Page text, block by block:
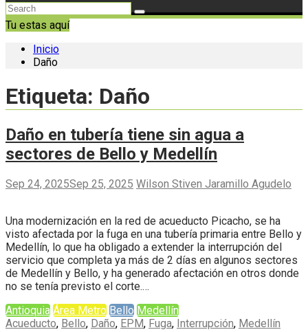
Tu estas aquí
Inicio
Daño
Etiqueta: Daño
Daño en tubería tiene sin agua a
sectores de Bello y Medellín
Sep 24, 2025Sep 25, 2025 Wilson Stiven Jaramillo Agudelo
Una modernización en la red de acueducto Picacho, se ha
visto afectada por la fuga en una tubería primaria entre Bello y
Medellín, lo que ha obligado a extender la interrupción del
servicio que completa ya más de 2 días en algunos sectores
de Medellín y Bello, y ha generado afectación en otros donde
no se tenía previsto el corte.…
Antioquia Área Metro Bello Medellín
Acueducto, Bello, Daño, EPM, Fuga, Interrupción, Medellín